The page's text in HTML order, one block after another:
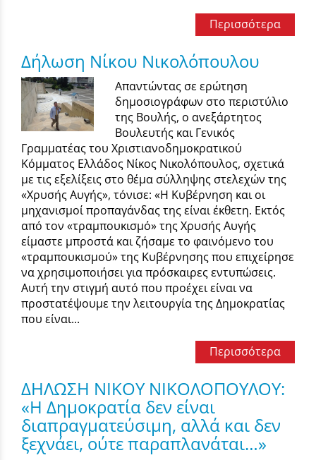
Περισσότερα
Δήλωση Νίκου Νικολόπουλου
Απαντώντας σε ερώτηση
δημοσιογράφων στο περιστύλιο
της Βουλής, ο ανεξάρτητος
Βουλευτής και Γενικός
Γραμματέας του Χριστιανοδημοκρατικού
Κόμματος Ελλάδος Νίκος Νικολόπουλος, σχετικά
με τις εξελίξεις στο θέμα σύλληψης στελεχών της
«Χρυσής Αυγής», τόνισε: «Η Κυβέρνηση και οι
μηχανισμοί προπαγάνδας της είναι έκθετη. Εκτός
από τον «τραμπουκισμό» της Χρυσής Αυγής
είμαστε μπροστά και ζήσαμε το φαινόμενο του
«τραμπουκισμού» της Κυβέρνησης που επιχείρησε
να χρησιμοποιήσει για πρόσκαιρες εντυπώσεις.
Αυτή την στιγμή αυτό που προέχει είναι να
προστατέψουμε την λειτουργία της Δημοκρατίας
που είναι...
Περισσότερα
ΔΗΛΩΣΗ ΝΙΚΟΥ ΝΙΚΟΛΟΠΟΥΛΟΥ:
«Η Δημοκρατία δεν είναι
διαπραγματεύσιμη, αλλά και δεν
ξεχνάει, ούτε παραπλανάται…»